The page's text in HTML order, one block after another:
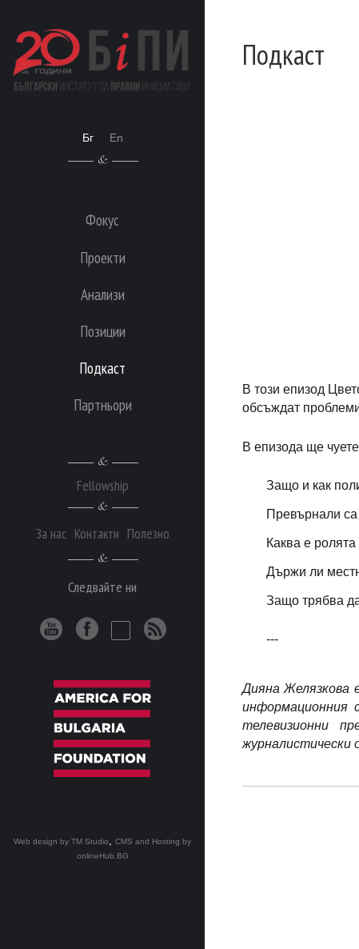
Бг En
Подкаст
В този епизод
обсъждат
В епизода ще
Защо и как
Превърнали
Каква е
Държи ли
Защо трябва
---
Дияна Желязкова
информационния
телевизионни
журналистически
Фокус
Проекти
Анализи
Позиции
Подкаст
Партньори
Fellowship
За нас Контакти Полезно
Следвайте ни
Web design by TM Studio, CMS and Hosting by
onlineHub.BG